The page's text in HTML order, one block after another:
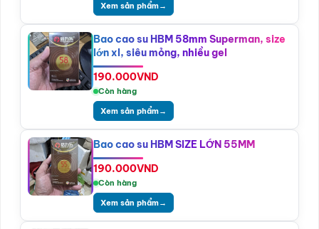
Xem sản phẩm→
Bao cao su HBM 58mm Superman, size
lớn xl, siêu mỏng, nhiều gel
190.000VND
Còn hàng
Xem sản phẩm→
Bao cao su HBM SIZE LỚN 55MM
190.000VND
Còn hàng
Xem sản phẩm→